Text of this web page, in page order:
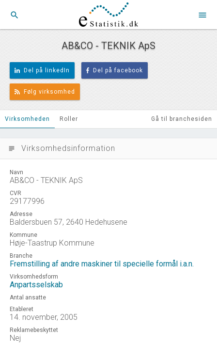
search menu
AB&CO - TEKNIK ApS
Del på linkedIn Del på facebook
Følg virksomhed
Virksomheden Roller Gå til branchesiden
subject Virksomhedsinformation
Navn
AB&CO - TEKNIK ApS
CVR
29177996
Adresse
Baldersbuen 57, 2640 Hedehusene
Kommune
Høje-Taastrup Kommune
Branche
Fremstilling af andre maskiner til specielle formål i.a.n.
Virksomhedsform
Anpartsselskab
Antal ansatte
Etableret
14. november, 2005
Reklamebeskyttet
Nej